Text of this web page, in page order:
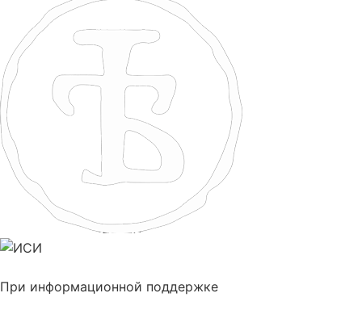
При информационной поддержке